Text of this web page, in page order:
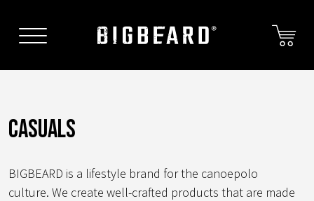
content
Casuals
BIGBEARD is a lifestyle brand for the canoepolo
culture. We create well-crafted products that are made